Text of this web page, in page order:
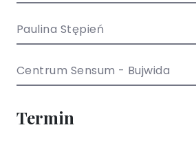
Paulina Stępień
Centrum Sensum - Bujwida
Termin